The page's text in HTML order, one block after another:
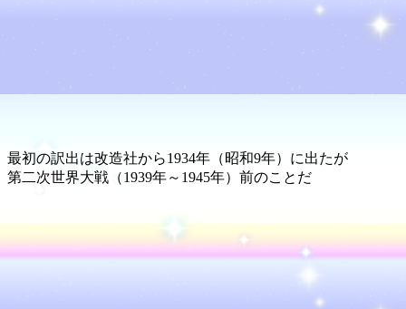
最初の訳出は改造社から1934年（昭和9年）に出たが
第二次世界大戦（1939年～1945年）前のことだ